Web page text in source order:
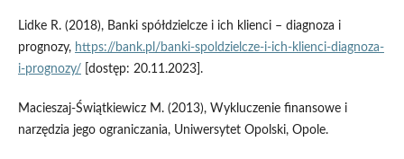
Lidke R. (2018), Banki spółdzielcze i ich klienci – diagnoza i
prognozy, https://bank.pl/banki-spoldzielcze-i-ich-klienci-diagnoza-
i-prognozy/ [dostęp: 20.11.2023].
Macieszaj-Świątkiewicz M. (2013), Wykluczenie finansowe i
narzędzia jego ograniczania, Uniwersytet Opolski, Opole.